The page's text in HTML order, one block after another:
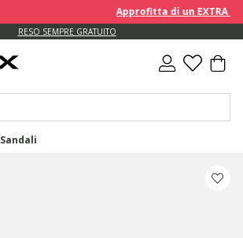
Approfitta di un EXTRA
RESO SEMPRE GRATUITO
Sandali